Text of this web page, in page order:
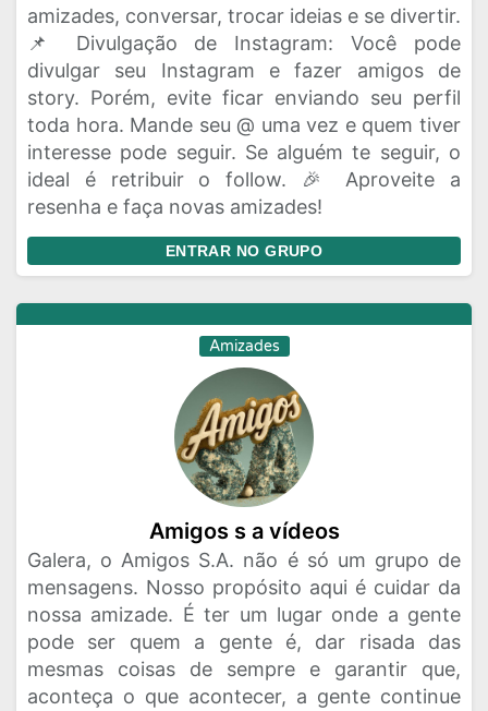
amizades, conversar, trocar ideias e se divertir.
📌 Divulgação de Instagram: Você pode
divulgar seu Instagram e fazer amigos de
story. Porém, evite ficar enviando seu perfil
toda hora. Mande seu @ uma vez e quem tiver
interesse pode seguir. Se alguém te seguir, o
ideal é retribuir o follow. 🎉 Aproveite a
resenha e faça novas amizades!
ENTRAR NO GRUPO
Amizades
Amigos s a vídeos
Galera, o Amigos S.A. não é só um grupo de
mensagens. Nosso propósito aqui é cuidar da
nossa amizade. É ter um lugar onde a gente
pode ser quem a gente é, dar risada das
mesmas coisas de sempre e garantir que,
aconteça o que acontecer, a gente continue